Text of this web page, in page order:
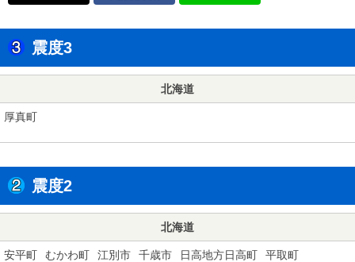
震度3
北海道
厚真町
震度2
北海道
安平町 むかわ町 江別市 千歳市 日高地方日高町 平取町